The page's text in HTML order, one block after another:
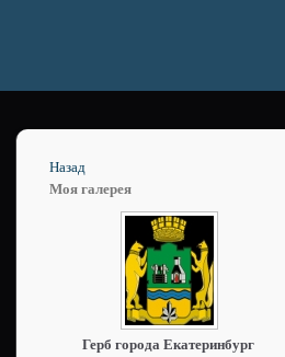
Назад
Моя галерея
Герб города Екатеринбург